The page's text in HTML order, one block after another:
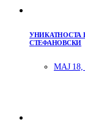
УНИКАТНОСТА
СТЕФАНОВСКИ
МАЈ 18,